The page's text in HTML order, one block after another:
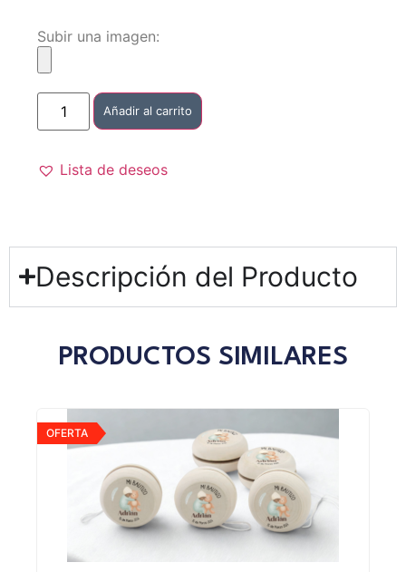
Subir una imagen:
Añadir al carrito
Lista de deseos
Descripción del Producto
PRODUCTOS SIMILARES
OFERTA